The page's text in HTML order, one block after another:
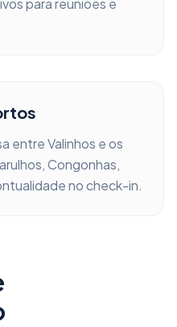
para reuniões e
entreValinhos e os
Congonhas,
no check-in.